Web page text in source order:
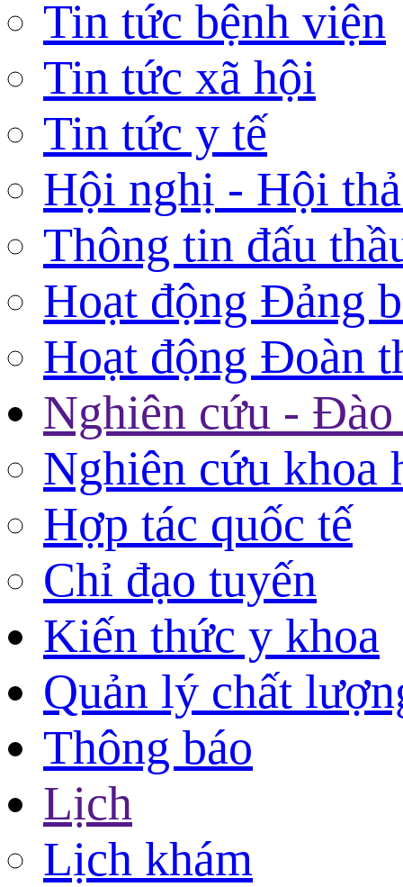
Tin tức bệnh viện
Tin tức xã hội
Tin tức y tế
Hội nghị - Hội
Thông tin đấu
Hoạt động Đảng
Hoạt động Đoàn
Nghiên cứu - Đào
Nghiên cứu khoa
Hợp tác quốc tế
Chỉ đạo tuyến
Kiến thức y khoa
Quản lý chất
Thông báo
Lịch
Lịch khám